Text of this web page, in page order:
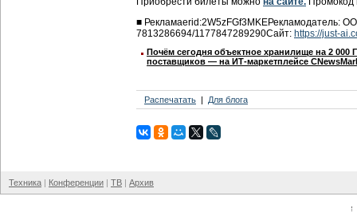
■ Рекламаerid:2W5zFGf3MKEРекламодатель:
7813286694/1177847289290Сайт: https://just-
Почём сегодня объектное хранилище на 2 000
поставщиков ― на ИТ-маркетплейсе
Распечатать Для блога
Техника Конференции ТВ Архив